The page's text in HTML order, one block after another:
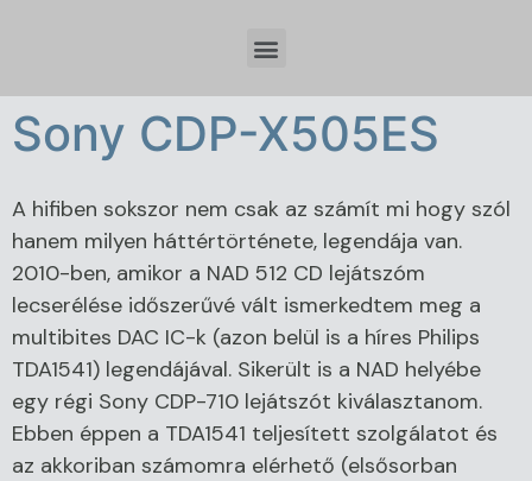
Sony CDP-X505ES
A hifiben sokszor nem csak az számít mi hogy szól
hanem milyen háttértörténete, legendája van.
2010-ben, amikor a NAD 512 CD lejátszóm
lecserélése időszerűvé vált ismerkedtem meg a
multibites DAC IC-k (azon belül is a híres Philips
TDA1541) legendájával. Sikerült is a NAD helyébe
egy régi Sony CDP-710 lejátszót kiválasztanom.
Ebben éppen a TDA1541 teljesített szolgálatot és
az akkoriban számomra elérhető (elsősorban